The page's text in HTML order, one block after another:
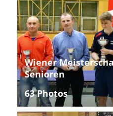
Wiener
Senioren
63 Photos